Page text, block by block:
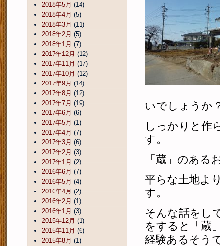
いでしょうか
しっかりと作
す。
「蔵」のあ
平らな土地よ
す。
そんな話をし
をすると「蔵
経験あるそう
2018年5月 (14)
2018年4月 (5)
2018年3月 (11)
2018年2月 (5)
2018年1月 (7)
2017年12月 (12)
2017年11月 (17)
2017年10月 (12)
2017年9月 (14)
2017年8月 (12)
2017年7月 (19)
2017年6月 (6)
2017年5月 (1)
2017年4月 (7)
2017年3月 (6)
2017年2月 (3)
2017年1月 (2)
2016年6月 (7)
2016年5月 (4)
2016年4月 (2)
2016年2月 (1)
2016年1月 (3)
2015年12月 (1)
2015年11月 (6)
2015年8月 (1)